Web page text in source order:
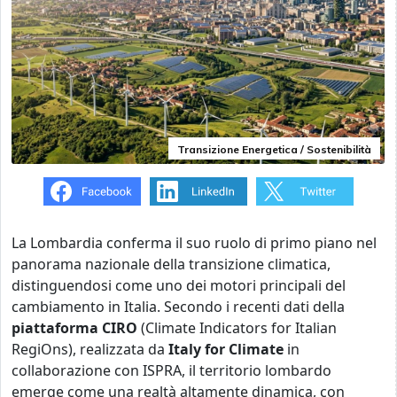
Transizione Energetica / Sostenibilità
La Lombardia conferma il suo ruolo di primo piano nel
panorama nazionale della transizione climatica,
distinguendosi come uno dei motori principali del
cambiamento in Italia. Secondo i recenti dati della
piattaforma CIRO (Climate Indicators for Italian
RegiOns), realizzata da Italy for Climate in
collaborazione con ISPRA, il territorio lombardo
emerge come una realtà altamente dinamica, con